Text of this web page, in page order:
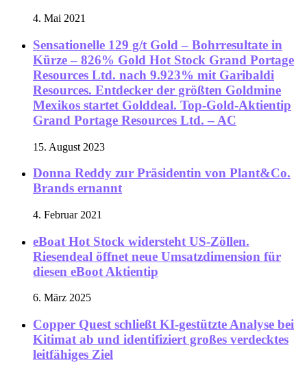
4. Mai 2021
Sensationelle 129 g/t Gold – Bohrresultate in
Kürze – 826% Gold Hot Stock Grand Portage
Resources Ltd. nach 9.923% mit Garibaldi
Resources. Entdecker der größten Goldmine
Mexikos startet Golddeal. Top-Gold-Aktientip
Grand Portage Resources Ltd. – AC
15. August 2023
Donna Reddy zur Präsidentin von Plant&Co.
Brands ernannt
4. Februar 2021
eBoat Hot Stock widersteht US-Zöllen.
Riesendeal öffnet neue Umsatzdimension für
diesen eBoot Aktientip
6. März 2025
Copper Quest schließt KI-gestützte Analyse bei
Kitimat ab und identifiziert großes verdecktes
leitfähiges Ziel